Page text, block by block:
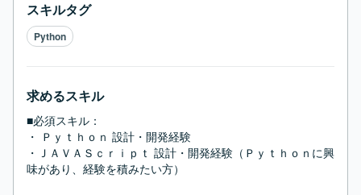
スキルタグ
Python
求めるスキル
■必須スキル：
・ Ｐｙｔｈｏｎ 設計・開発経験
・ＪＡＶＡＳｃｒｉｐｔ 設計・開発経験（Ｐｙｔｈｏｎに興
味があり、経験を積みたい方）